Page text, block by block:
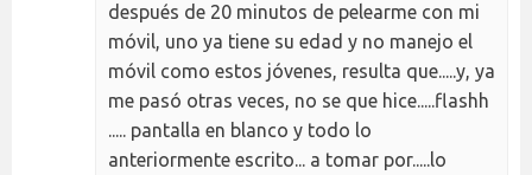
después de 20 minutos de pelearme con mi
móvil, uno ya tiene su edad y no manejo el
móvil como estos jóvenes, resulta que.....y, ya
me pasó otras veces, no se que hice.....flashh
..... pantalla en blanco y todo lo
anteriormente escrito... a tomar por.....lo